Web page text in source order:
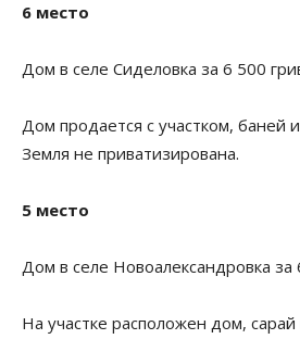
6 место
Дом в селе Сиделовка за 6 500
Дом продается с участком, баней
Земля не приватизирована.
5 место
Дом в селе Новоалександровка за
На участке расположен дом, сарай